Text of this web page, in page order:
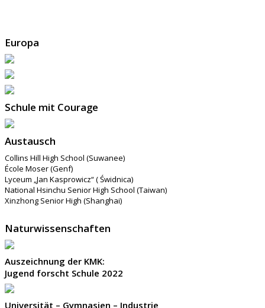
Europa
Schule mit Courage
Austausch
Collins Hill High School (Suwanee)
École Moser (Genf)
Lyceum „Jan Kasprowicz“ ( Świdnica)
National Hsinchu Senior High School (Taiwan)
Xinzhong Senior High (Shanghai)
Naturwissenschaften
Auszeichnung der KMK:
Jugend forscht Schule 2022
Universität – Gymnasien – Industrie